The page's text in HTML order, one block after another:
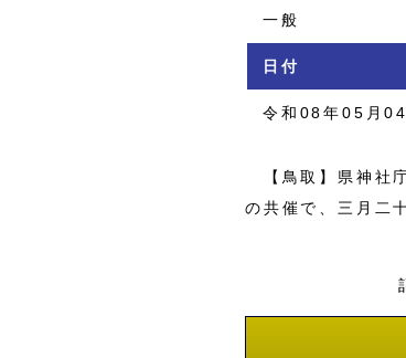
一般
日付
令和08年05月04
【鳥取】県神社
の共催で、三月二